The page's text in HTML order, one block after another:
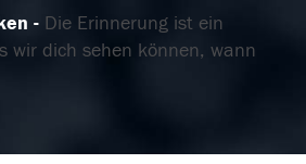
Die Erinnerung ist ein
wir dich sehen können, wann